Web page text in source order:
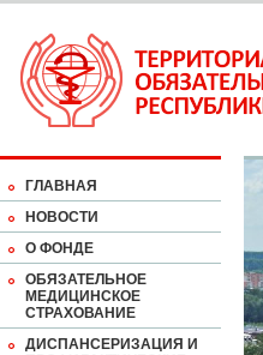
ГЛАВНАЯ
НОВОСТИ
О ФОНДЕ
ОБЯЗАТЕЛЬНОЕ
МЕДИЦИНСКОЕ
СТРАХОВАНИЕ
ДИСПАНСЕРИЗАЦИЯ И